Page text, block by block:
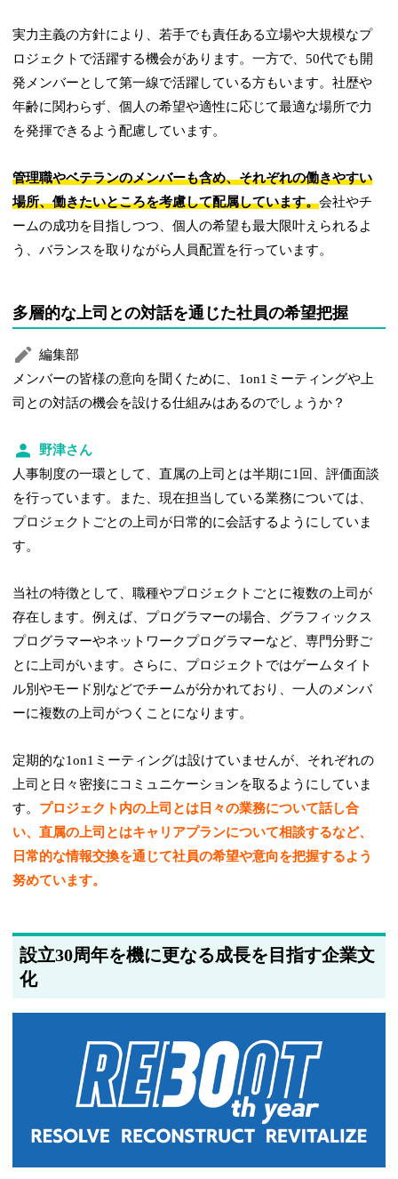
実力主義の方針により、若手でも責任ある立場や大規模なプ
ロジェクトで活躍する機会があります。一方で、50代でも開
発メンバーとして第一線で活躍している方もいます。社歴や
年齢に関わらず、個人の希望や適性に応じて最適な場所で力
を発揮できるよう配慮しています。
管理職やベテランのメンバーも含め、それぞれの働きやすい
場所、働きたいところを考慮して配属しています。会社やチ
ームの成功を目指しつつ、個人の希望も最大限叶えられるよ
う、バランスを取りながら人員配置を行っています。
多層的な上司との対話を通じた社員の希望把握
編集部
メンバーの皆様の意向を聞くために、1on1ミーティングや上
司との対話の機会を設ける仕組みはあるのでしょうか？
野津さん
人事制度の一環として、直属の上司とは半期に1回、評価面談
を行っています。また、現在担当している業務については、
プロジェクトごとの上司が日常的に会話するようにしていま
す。
当社の特徴として、職種やプロジェクトごとに複数の上司が
存在します。例えば、プログラマーの場合、グラフィックス
プログラマーやネットワークプログラマーなど、専門分野ご
とに上司がいます。さらに、プロジェクトではゲームタイト
ル別やモード別などでチームが分かれており、一人のメンバ
ーに複数の上司がつくことになります。
定期的な1on1ミーティングは設けていませんが、それぞれの
上司と日々密接にコミュニケーションを取るようにしていま
す。 プロジェクト内の上司とは日々の業務について話し合
い、直属の上司とはキャリアプランについて相談するなど、
日常的な情報交換を通じて社員の希望や意向を把握するよう
努めています。
設立30周年を機に更なる成長を目指す企業文
化